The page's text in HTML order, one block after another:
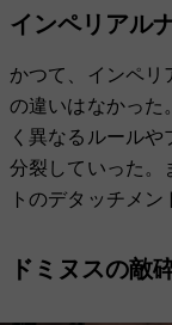
インペリアル
かつて、インペリ
の違いはなかった
く異なるルール
分裂していった。
トのデタッチメン
ドミヌスの敵